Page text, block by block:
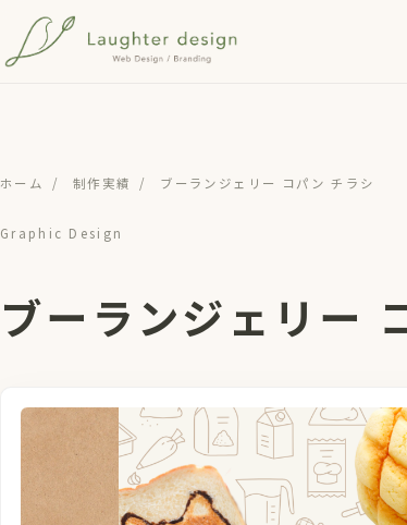
メインコンテンツへスキップ
ホーム / 制作実績 / ブーランジェリー コパン チラシ
Graphic Design
ブーランジェリー